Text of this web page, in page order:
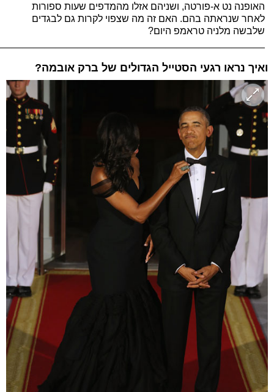
האופנה נט א-פורטה, ושניהם אזלו מהמדפים שעות ספורות
לאחר שנראתה בהם. האם זה מה שצפוי לקרות גם לבגדים
שלבשה מלניה טראמפ היום?
ואיך נראו רגעי הסטייל הגדולים של ברק אובמה?